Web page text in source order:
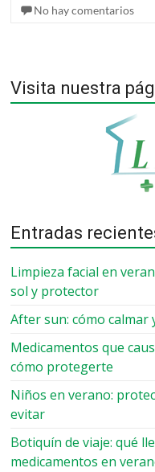
No hay comentarios
Visita nuestra
Entradas
Limpieza facial en
sol y protector
After sun: cómo calmar
Medicamentos que
cómo protegerte
Niños en verano:
evitar
Botiquín de viaje: qué
medicamentos en